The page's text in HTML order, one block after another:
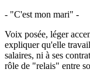
- "C'est mon mari" -
Voix posée, léger
expliquer qu'elle
salaires, ni à ses
rôle de "relais" entre